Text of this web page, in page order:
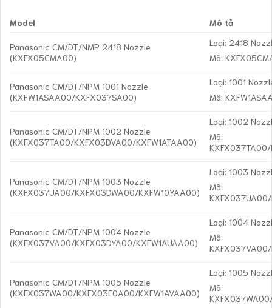
Model Mô tả
Panasonic CM/DT/NMP 2418 Nozzle
(KXFX05CMA00)
Loại: 2418
Mã:
Panasonic CM/DT/NPM 1001 Nozzle
(KXFW1ASAA00/KXFX037SA00)
Loại: 1001
Mã:
Panasonic CM/DT/NPM 1002 Nozzle
(KXFX037TA00/KXFX03DVA00/KXFW1ATAA00)
Loại: 1002
Mã:
KXFX037TA00/
Panasonic CM/DT/NPM 1003 Nozzle
(KXFX037UA00/KXFX03DWA00/KXFW10YAA00)
Loại: 1003
Mã:
Panasonic CM/DT/NPM 1004 Nozzle
(KXFX037VA00/KXFX03DYA00/KXFW1AUAA00)
Loại: 1004
Mã:
Panasonic CM/DT/NPM 1005 Nozzle
(KXFX037WA00/KXFX03E0A00/KXFW1AVAA00)
Loại: 1005
Mã: